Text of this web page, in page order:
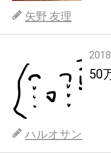
矢野 友理
50
ハルオサン